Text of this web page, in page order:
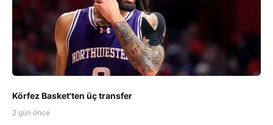
Körfez Basket'ten üç transfer
2 gün önce